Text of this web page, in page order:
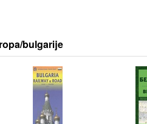
bulgarije